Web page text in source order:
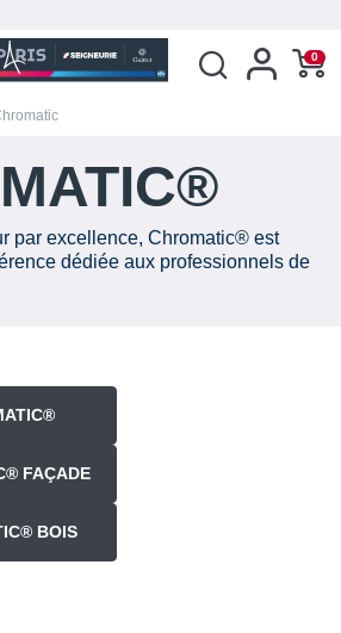
0
par excellence, Chromatic® est
dédiée aux professionnels de
FAÇADE
BOIS